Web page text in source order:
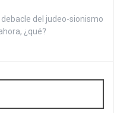
del judeo-sionismo
¿qué?